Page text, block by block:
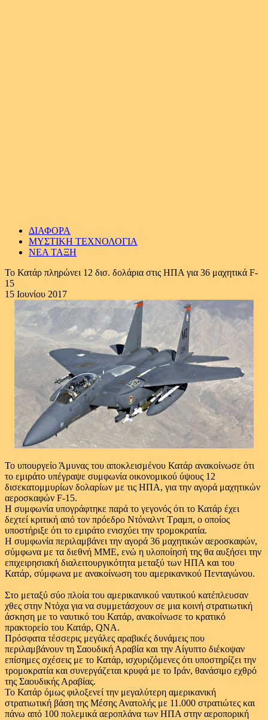
ΔΙΑΦΟΡΑ
ΜΥΣΤΙΚΗ ΤΕΧΝΟΛΟΓΙΑ
ΝΕΑ ΤΑΞΗ
Το Κατάρ πληρώνει 12 δισ. δολάρια στις ΗΠΑ για 36 μαχητικά F-
15
15 Ιουνίου 2017
Το υπουργείο Άμυνας του αποκλεισμένου Κατάρ ανακοίνωσε ότι
το εμιράτο υπέγραψε συμφωνία οικονομικού ύψους 12
δισεκατομμυρίων δολαρίων με τις ΗΠΑ, για την αγορά μαχητικών
αεροσκαφών F-15.
Η συμφωνία υπογράφτηκε παρά το γεγονός ότι το Κατάρ έχει
δεχτεί κριτική από τον πρόεδρο Ντόναλντ Τραμπ, ο οποίος
υποστήριξε ότι το εμιράτο ενισχύει την τρομοκρατία.
Η συμφωνία περιλαμβάνει την αγορά 36 μαχητικών αεροσκαφών,
σύμφωνα με τα διεθνή ΜΜΕ, ενώ η υλοποίησή της θα αυξήσει την
επιχειρησιακή διαλειτουργικότητα μεταξύ των ΗΠΑ και του
Κατάρ, σύμφωνα με ανακοίνωση του αμερικανικού Πενταγώνου.
Στο μεταξύ σύο πλοία του αμερικανικού ναυτικού κατέπλευσαν
χθες στην Ντόχα για να συμμετάσχουν σε μια κοινή στρατιωτική
άσκηση με το ναυτικό του Κατάρ, ανακοίνωσε το κρατικό
πρακτορείο του Κατάρ, QNA.
Πρόσφατα τέσσερις μεγάλες αραβικές δυνάμεις που
περιλαμβάνουν τη Σαουδική Αραβία και την Αίγυπτο διέκοψαν
επίσημες σχέσεις με το Κατάρ, ισχυριζόμενες ότι υποστηρίζει την
τρομοκρατία και συνεργάζεται κρυφά με το Ιράν, θανάσιμο εχθρό
της Σαουδικής Αραβίας.
Το Κατάρ όμως φιλοξενεί την μεγαλύτερη αμερικανική
στρατιωτική βάση της Μέσης Ανατολής με 11.000 στρατιώτες και
πάνω από 100 πολεμικά αεροπλάνα των ΗΠΑ στην αεροπορική